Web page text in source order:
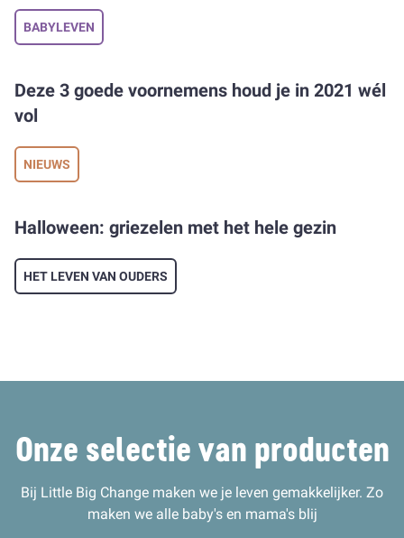
BABYLEVEN
Deze 3 goede voornemens houd je in 2021 wél
vol
NIEUWS
Halloween: griezelen met het hele gezin
HET LEVEN VAN OUDERS
Onze selectie van producten
Bij Little Big Change maken we je leven gemakkelijker. Zo
maken we alle baby's en mama's blij